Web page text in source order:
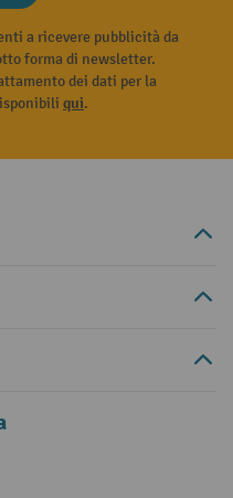
a ricevere pubblicità da
forma di newsletter.
dei dati per la
qui.